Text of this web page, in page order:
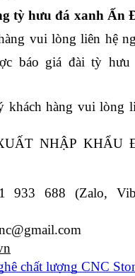
tỳ hưu đá xanh Ấn
vui lòng liên hệ
khách hàng vui lòng
NHẬP KHẨU
933 688 (Zalo,
chất lượng CNC